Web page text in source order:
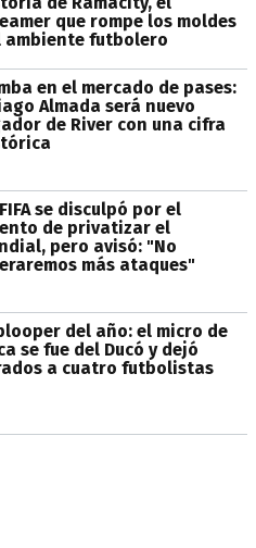
que rompe los moldes
ambiente futbolero
en el mercado de pases:
Almada será nuevo
de River con una cifra
se disculpó por el
de privatizar el
pero avisó: "No
más ataques"
del año: el micro de
se fue del Ducó y dejó
a cuatro futbolistas